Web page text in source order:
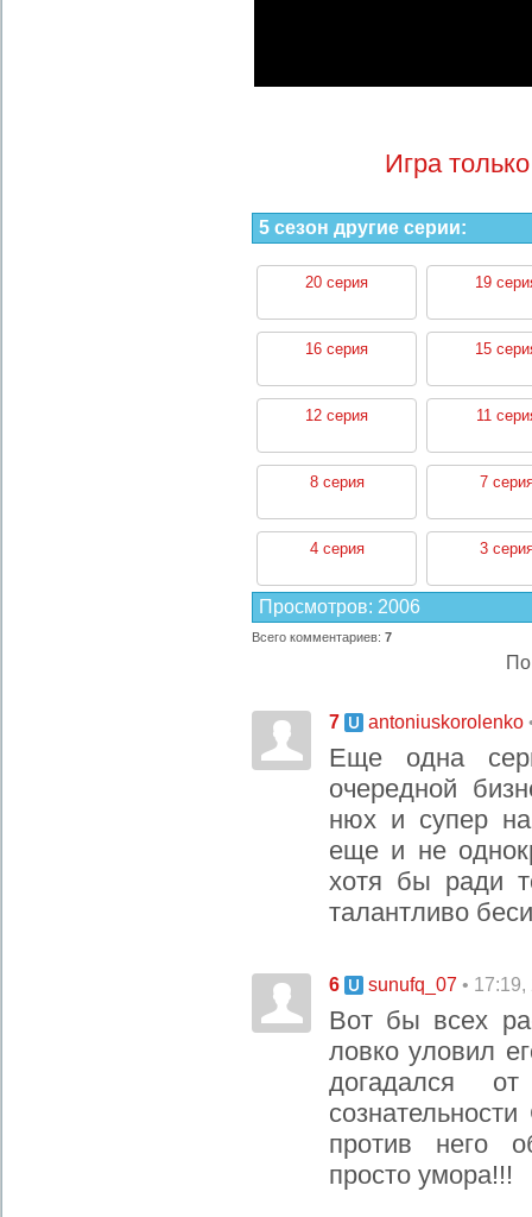
Игра
5 сезон другие серии:
20 серия 19
16 серия 15
12 серия 11
8 серия 7
4 серия 3
Просмотров: 2006
Всего комментариев: 7
7 antoniuskorolenko
Еще одна
очередной
нюх и супер
еще и не
хотя бы ради
талантливо
6 sunufq_07 •
Вот бы всех
ловко уловил
догадался
против него
просто умора!!!